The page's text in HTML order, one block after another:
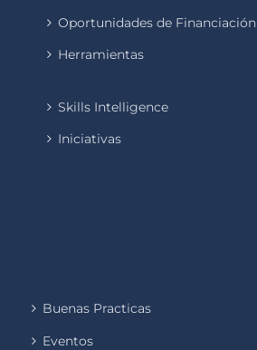
Oportunidades de Financiación
Herramientas
Skills Intelligence
Iniciativas
Buenas Practicas
Eventos